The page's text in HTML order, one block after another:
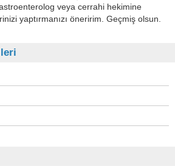
veya cerrahi hekimine
yaptırmanızı öneririm. Geçmiş olsun.